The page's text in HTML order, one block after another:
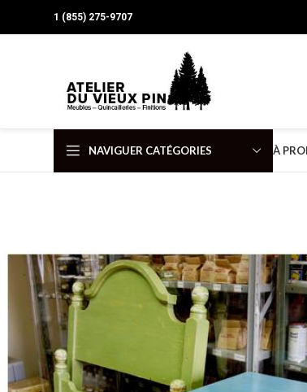
1 (855) 275-9707
NAVIGUER CATÉGORIES À